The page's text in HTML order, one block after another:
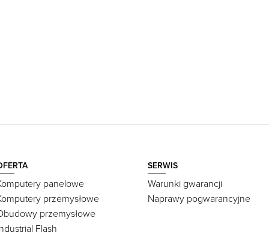
panelowe
przemysłowe
przemysłowe
Flash
SERWIS
Warunki gwarancji
Naprawy pogwarancyjne